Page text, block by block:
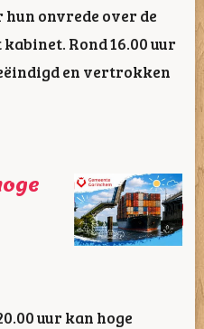
onvrede over de
Rond 16.00 uur
en vertrokken
uur kan hoge